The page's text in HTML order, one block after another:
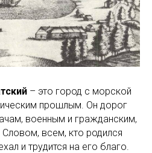
– это город с морской
прошлым. Он дорог
военным и гражданским,
всем, кто родился
и трудится на его благо.